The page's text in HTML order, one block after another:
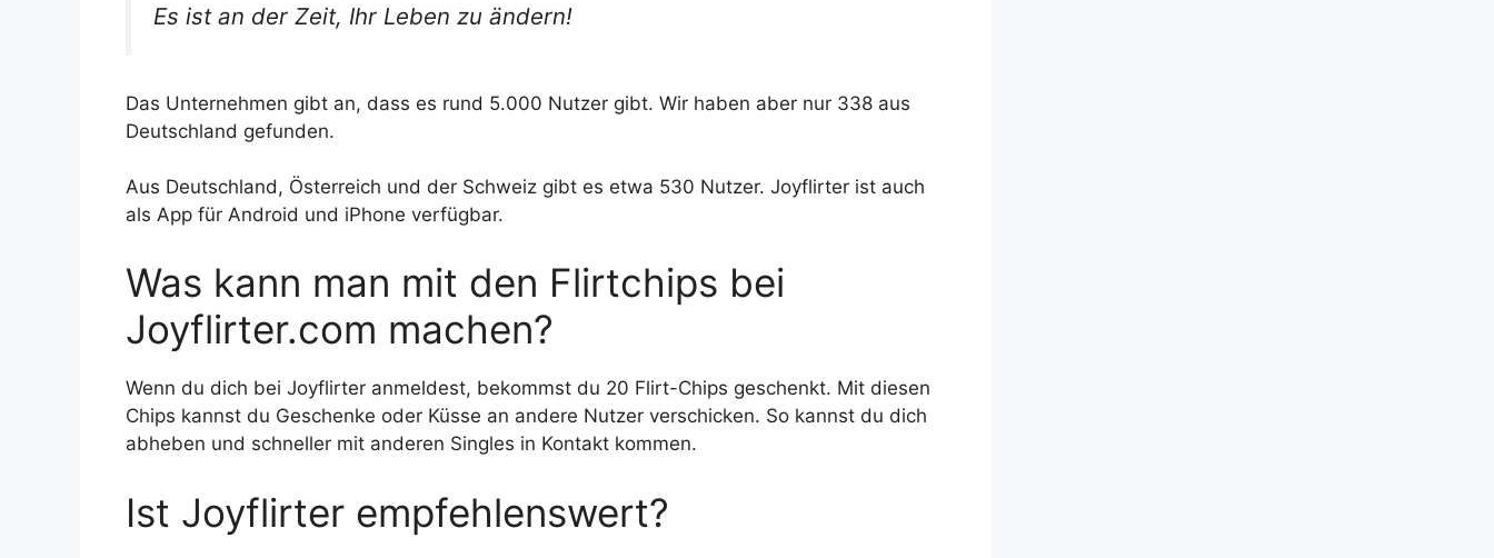
Es ist an der Zeit, Ihr Leben zu ändern!
Das Unternehmen gibt an, dass es rund 5.000 Nutzer gibt. Wir haben aber nur 338 aus
Deutschland gefunden.
Aus Deutschland, Österreich und der Schweiz gibt es etwa 530 Nutzer. Joyflirter ist auch
als App für Android und iPhone verfügbar.
Was kann man mit den Flirtchips bei
Joyflirter.com machen?
Wenn du dich bei Joyflirter anmeldest, bekommst du 20 Flirt-Chips geschenkt. Mit diesen
Chips kannst du Geschenke oder Küsse an andere Nutzer verschicken. So kannst du dich
abheben und schneller mit anderen Singles in Kontakt kommen.
Ist Joyflirter empfehlenswert?